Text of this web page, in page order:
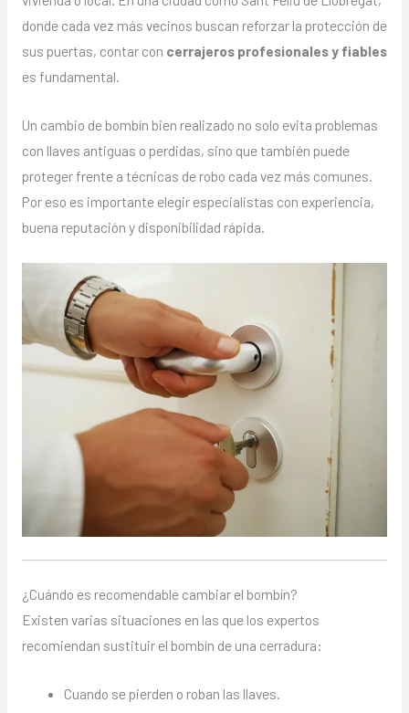
donde cada vez más vecinos buscan reforzar la protección de
sus puertas, contar con cerrajeros profesionales y fiables
es fundamental.
Un cambio de bombín bien realizado no solo evita problemas
con llaves antiguas o perdidas, sino que también puede
proteger frente a técnicas de robo cada vez más comunes.
Por eso es importante elegir especialistas con experiencia,
buena reputación y disponibilidad rápida.
¿Cuándo es recomendable cambiar el bombín?
Existen varias situaciones en las que los expertos
recomiendan sustituir el bombín de una cerradura:
Cuando se pierden o roban las llaves.